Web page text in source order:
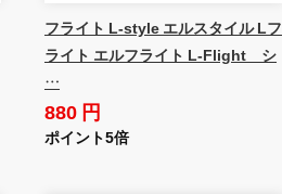
フライト L-style エルスタイル Lフ
ライト エルフライト L-Flight シ
…
880 円
ポイント5倍